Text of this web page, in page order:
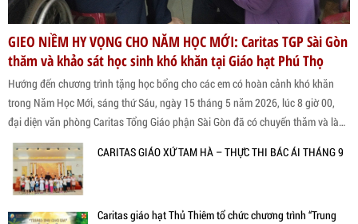
GIEO NIỀM HY VỌNG CHO NĂM HỌC MỚI: Caritas TGP Sài Gòn
thăm và khảo sát học sinh khó khăn tại Giáo hạt Phú Thọ
Hướng đến chương trình tặng học bổng cho các em có hoàn cảnh khó khăn
trong Năm Học Mới, sáng thứ Sáu, ngày 15 tháng 5 năm 2026, lúc 8 giờ 00,
đại diện văn phòng Caritas Tổng Giáo phận Sài Gòn đã có chuyến thăm và làm
việc tại Giáo hạt Phú Thọ.
CARITAS GIÁO XỨ TAM HÀ – THỰC THI BÁC ÁI THÁNG 9
Caritas giáo hạt Thủ Thiêm tổ chức chương trình “Trung